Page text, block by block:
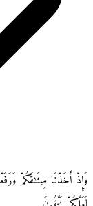
وَإِذْ أَخَذْنَا مِيثَـٰقَكُمْ
لَعَلَّكُمْ تَتَّقُونَ